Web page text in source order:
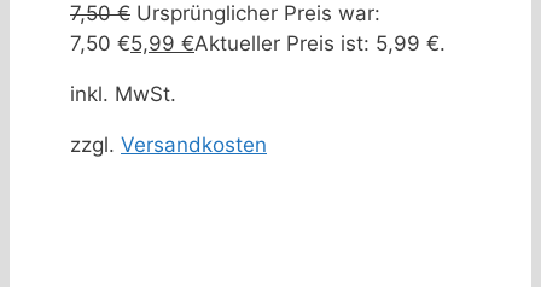
7,50€ Ursprünglicher Preis war:
7,50 €5,99 €Aktueller Preis ist: 5,99 €.
inkl. MwSt.
zzgl. Versandkosten